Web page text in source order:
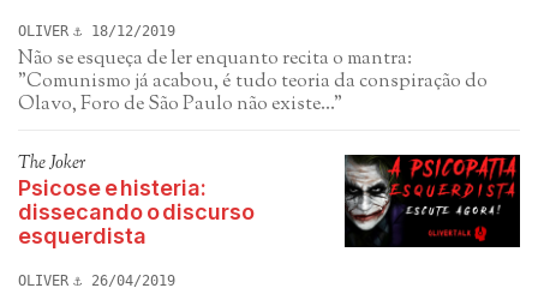
OLIVER 18/12/2019
Não se esqueça de ler enquanto recita o mantra:
"Comunismo já acabou, é tudo teoria da conspiração do
Olavo, Foro de São Paulo não existe..."
The Joker
Psicose e histeria:
dissecando o discurso
esquerdista
OLIVER 26/04/2019